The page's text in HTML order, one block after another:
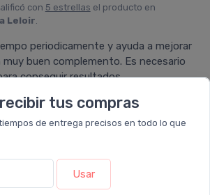
tus compras
de entrega precisos en todo lo que
Usar
con 5 estrellas el producto en
Leloir.
periodicamente y ayuda a mejorar
muy buen complemento. Es necesario
conseguir resultados.
hay que tomar durante un perí­odo